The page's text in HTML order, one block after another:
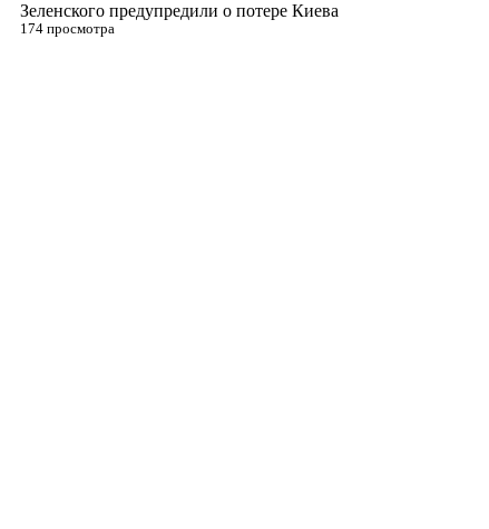
Зеленского предупредили о потере Киева
174 просмотра